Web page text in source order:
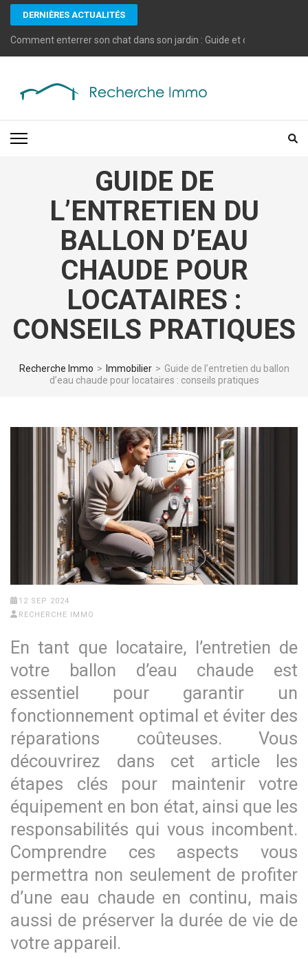
Aller
contenu
(Pressez
DERNIÈRES ACTUALITÉS
Comment enterrer son chat dans son jardin : Guide et conseils
RECHERCHE IMMO
GUIDE DE
L’ENTRETIEN DU
BALLON D’EAU
CHAUDE POUR
LOCATAIRES :
CONSEILS PRATIQUES
Recherche Immo > Immobilier > Guide de l’entretien du ballon
d’eau chaude pour locataires : conseils pratiques
12 SEP 2024
RECHERCHE IMMO
En tant que locataire, l’entretien de
votre ballon d’eau chaude est
essentiel pour garantir un
fonctionnement optimal et éviter des
réparations coûteuses. Vous
découvrirez dans cet article les
étapes clés pour maintenir votre
équipement en bon état, ainsi que les
responsabilités qui vous incombent.
Comprendre ces aspects vous
permettra non seulement de profiter
d’une eau chaude en continu, mais
aussi de préserver la durée de vie de
votre appareil.